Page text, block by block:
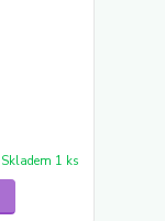
Skladem 1 ks